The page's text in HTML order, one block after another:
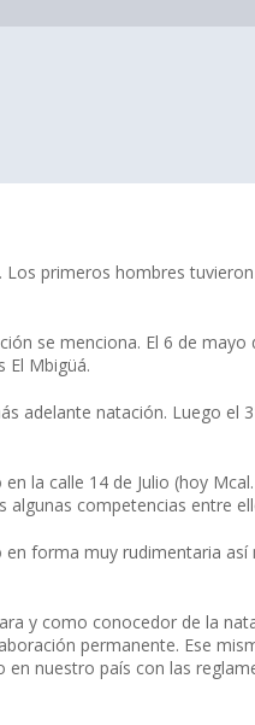
primeros hombres
se menciona. El 6 de
El Mbigüá.
adelante natación. Luego el
la calle 14 de Julio (hoy
competencias entre
forma muy rudimentaria
y como conocedor de la
permanente. Ese
nuestro país con las